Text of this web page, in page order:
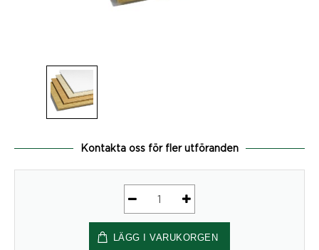
Kontakta oss för fler utföranden
Form2
Bordsskiva
20-
LÄGG I VARUKORGEN